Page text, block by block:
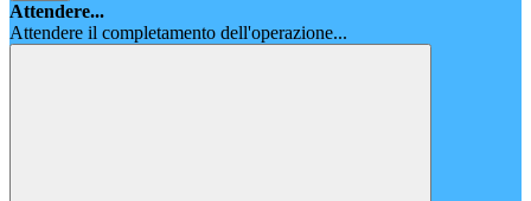
Attendere...
Attendere il completamento dell'operazione...